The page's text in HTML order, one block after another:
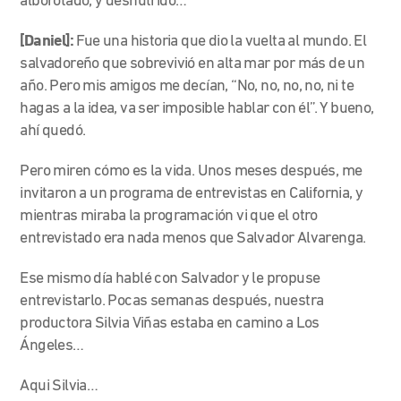
[Daniel]: Fue una historia que dio la vuelta al mundo. El
salvadoreño que sobrevivió en alta mar por más de un
año. Pero mis amigos me decían, “No, no, no, no, ni te
hagas a la idea, va ser imposible hablar con él”. Y bueno,
ahí quedó.
Pero miren cómo es la vida. Unos meses después, me
invitaron a un programa de entrevistas en California, y
mientras miraba la programación vi que el otro
entrevistado era nada menos que Salvador Alvarenga.
Ese mismo día hablé con Salvador y le propuse
entrevistarlo. Pocas semanas después, nuestra
productora Silvia Viñas estaba en camino a Los
Ángeles…
Aqui Silvia…